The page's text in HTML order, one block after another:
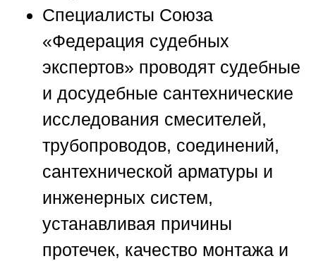
Специалисты Союза
«Федерация судебных
экспертов» проводят судебные
и досудебные сантехнические
исследования смесителей,
трубопроводов, соединений,
сантехнической арматуры и
инженерных систем,
устанавливая причины
протечек, качество монтажа и